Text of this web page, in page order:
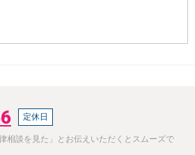
定休日
相談を見た」とお伝えいただくとスムーズで